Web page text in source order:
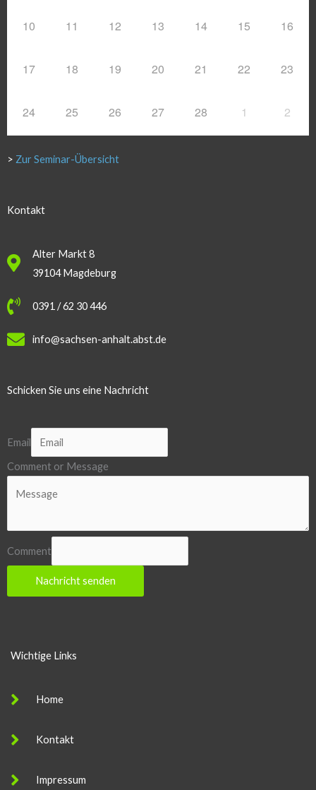
10 11 12 13 14 15 16
17 18 19 20 21 22 23
24 25 26 27 28 1 2
> Zur Seminar-Übersicht
Kontakt
Alter Markt 8
39104 Magdeburg
0391 / 62 30 446
info@sachsen-anhalt.abst.de
Schicken Sie uns eine Nachricht
Email
Comment or Message
Comment
Nachricht senden
Wichtige Links
Home
Kontakt
Impressum